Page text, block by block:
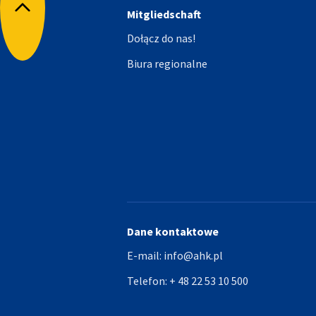
Powrót do góry
Mitgliedschaft
Dołącz do nas!
Biura regionalne
Dane kontaktowe
E-mail: info@ahk.pl
Telefon: + 48 22 53 10 500